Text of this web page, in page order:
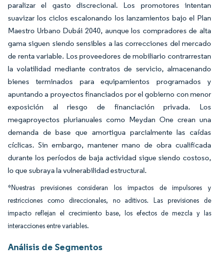
paralizar el gasto discrecional. Los promotores intentan
suavizar los ciclos escalonando los lanzamientos bajo el Plan
Maestro Urbano Dubái 2040, aunque los compradores de alta
gama siguen siendo sensibles a las correcciones del mercado
de renta variable. Los proveedores de mobiliario contrarrestan
la volatilidad mediante contratos de servicio, almacenando
bienes terminados para equipamientos programados y
apuntando a proyectos financiados por el gobierno con menor
exposición al riesgo de financiación privada. Los
megaproyectos plurianuales como Meydan One crean una
demanda de base que amortigua parcialmente las caídas
cíclicas. Sin embargo, mantener mano de obra cualificada
durante los períodos de baja actividad sigue siendo costoso,
lo que subraya la vulnerabilidad estructural.
*Nuestras previsiones consideran los impactos de impulsores y
restricciones como direccionales, no aditivos. Las previsiones de
impacto reflejan el crecimiento base, los efectos de mezcla y las
interacciones entre variables.
Análisis de Segmentos